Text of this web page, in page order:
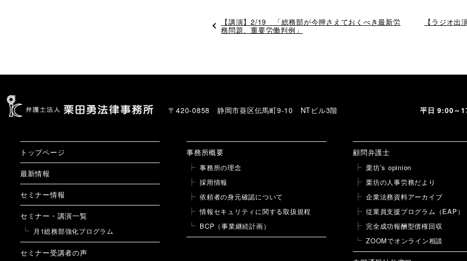
過
去
【講演】2/19 「総務部が今押さえておくべき最新労
務問題、重要労働判例」
次【ラジオ
〒420-0858 静岡市葵区伝馬町9-10 NTビル3階 平日 9:00～
トップページ
最新情報
セミナー情報
セミナー・講演一覧
月1総務部強化プログラム
セミナー受講者の声
事務所概要
事務所の理念
採用情報
依頼者の身元確認について
情報セキュリティに関する取扱規程
BCP（事業継続計画）
顧問弁護士
栗坊’s opinion
栗坊の人事労務だより
企業法務資料アーカイブ
従業員支援プログラム（EAP）
完全成功報酬型債権回収
ZOOMでオンライン相談